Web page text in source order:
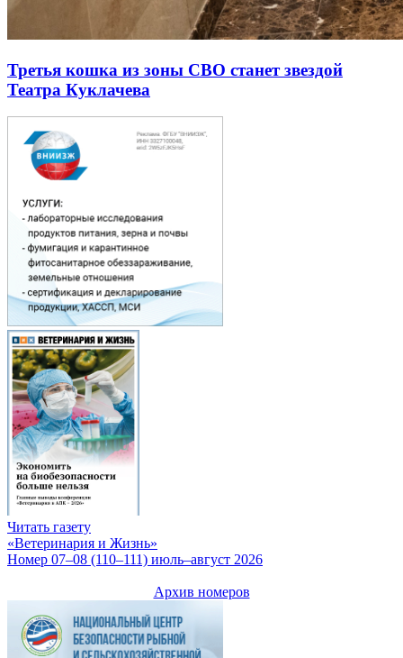
Третья кошка из зоны СВО станет звездой
Театра Куклачева
Читать газету
«Ветеринария и Жизнь»
Номер 07–08 (110–111) июль–август 2026
Архив номеров